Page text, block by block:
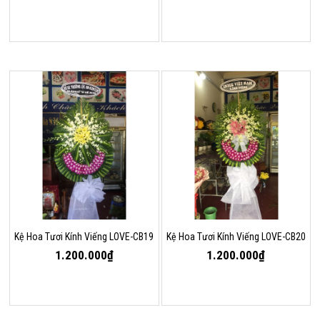
Kệ Hoa Tươi Kính Viếng LOVE-CB19
1.200.000₫
Kệ Hoa Tươi Kính Viếng LOVE-CB20
1.200.000₫